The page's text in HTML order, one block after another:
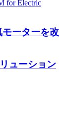
ーターを改
ューション